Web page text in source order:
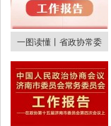
一图读懂丨省政协常委